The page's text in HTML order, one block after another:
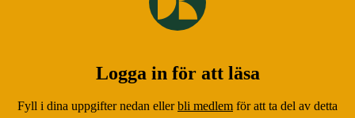
9 maj 2025
Logga in för att läsa
Fyll i dina uppgifter nedan ellerbli medlem för att ta del av detta